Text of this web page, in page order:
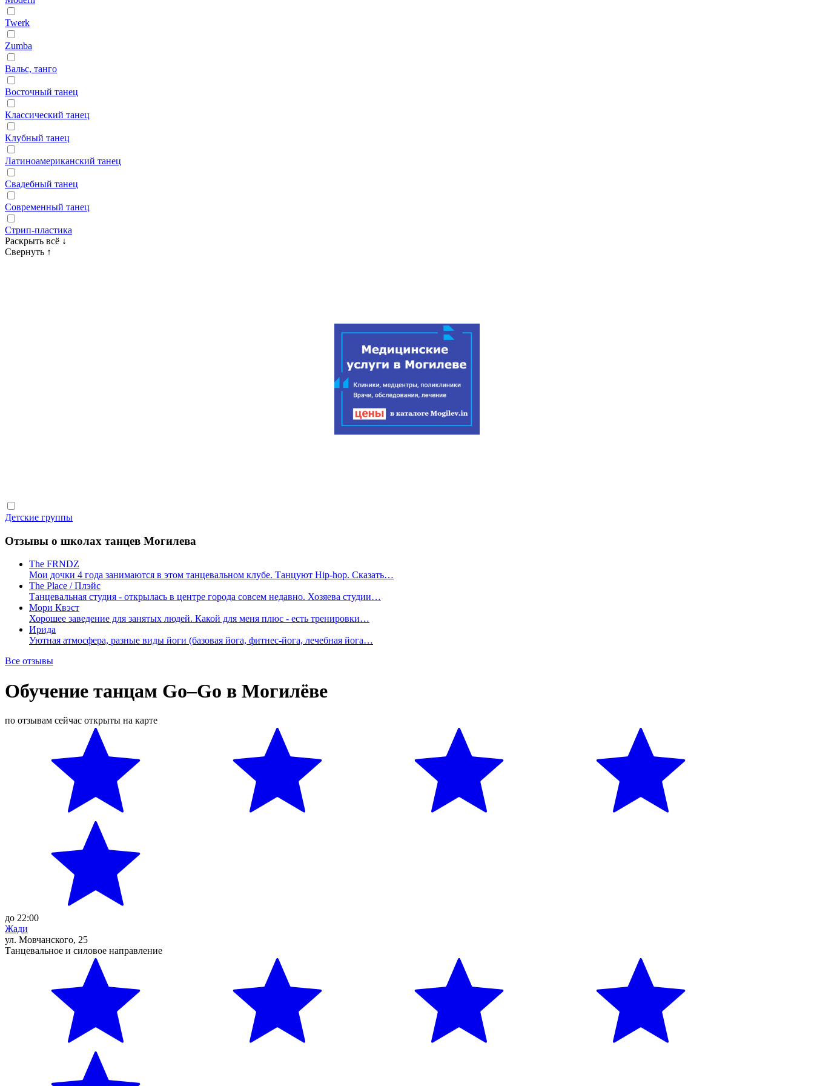
Twerk
Zumba
Вальс, танго
Восточный танец
Классический танец
Клубный танец
Латиноамериканский танец
Свадебный танец
Современный танец
Стрип‑пластика
Раскрыть всё ↓
Свернуть ↑
Детские группы
Отзывы о школах танцев Могилева
The FRNDZ
Мои дочки 4 года занимаются в этом танцевальном клубе. Танцуют Hip-hop. Сказать…
The Place / Плэйс
Танцевальная студия - открылась в центре города совсем недавно. Хозяева студии…
Мори Квэст
Хорошее заведение для занятых людей. Какой для меня плюс - есть тренировки…
Ирида
Уютная атмосфера, разные виды йоги (базовая йога, фитнес-йога, лечебная йога…
Все отзывы
Обучение танцам Go–Go в Могилёве
по отзывам сейчас открыты на карте
до 22:00
Жади
ул. Мовчанского, 25
Танцевальное и силовое направление